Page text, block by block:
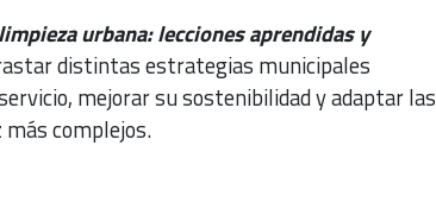
urbana: lecciones aprendidas y
distintas estrategias municipales
mejorar su sostenibilidad y adaptar las
complejos.